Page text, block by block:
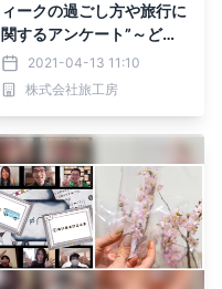
ィークの過ごし方や旅行に
関するアンケート”～どう
なる！？コロナ禍のゴール
デンウィーク 「過ごし方
変わった」が6割超 「自
コロナ感染拡大前の1.4倍
に増加 「旅行」や「帰
省」は減少 大型連休でも
外出は控える傾向に
2021-04-13 11:10
株式会社旅工房